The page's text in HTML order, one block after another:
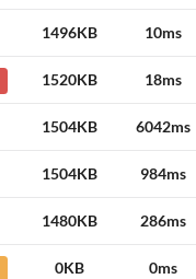
1496KB 10ms
1520KB 18ms
1504KB 6042ms
1504KB 984ms
1480KB 286ms
0KB 0ms